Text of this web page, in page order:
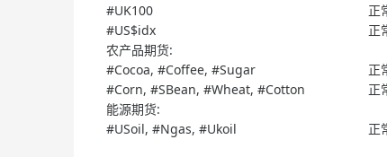
#UK100
正
#US$idx
正
农产品期货:
#Cocoa, #Coffee, #Sugar
正
#Corn, #SBean, #Wheat, #Cotton
正
能源期货:
#USoil, #Ngas, #Ukoil
正